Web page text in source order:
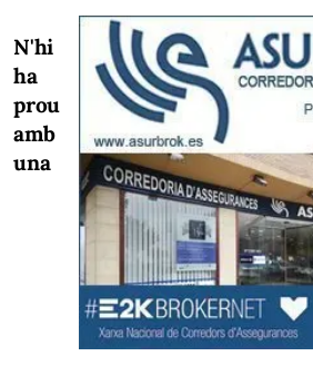
N'hi
ha
prou
amb
una